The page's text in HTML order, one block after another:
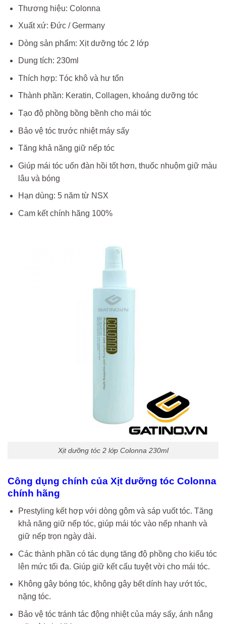
Thương hiệu: Colonna
Xuất xứ: Đức / Germany
Dòng sản phẩm: Xịt dưỡng tóc 2 lớp
Dung tích: 230ml
Thích hợp: Tóc khô và hư tổn
Thành phần: Keratin, Collagen, khoáng dưỡng tóc
Tạo độ phồng bồng bềnh cho mái tóc
Bảo vệ tóc trước nhiệt máy sấy
Tăng khả năng giữ nếp tóc
Giúp mái tóc uốn đàn hồi tốt hơn, thuốc nhuộm giữ màu
lâu và bóng
Hạn dùng: 5 năm từ NSX
Cam kết chính hãng 100%
Xịt dưỡng tóc 2 lớp Colonna 230ml
Công dụng chính của Xịt dưỡng tóc Colonna
chính hãng
Prestyling kết hợp với dòng gôm và sáp vuốt tóc. Tăng
khả năng giữ nếp tóc, giúp mái tóc vào nếp nhanh và
giữ nếp trọn ngày dài.
Các thành phần có tác dụng tăng độ phồng cho kiểu tóc
lên mức tối đa. Giúp giữ kết cấu tuyệt vời cho mái tóc.
Không gây bóng tóc, không gây bết dính hay ướt tóc,
nặng tóc.
Bảo vệ tóc tránh tác động nhiệt của máy sấy, ánh nắng